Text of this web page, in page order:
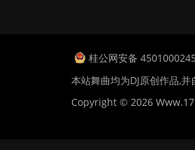
桂公网安备
本站舞曲均为DJ原创作品,
Copyright © 2026